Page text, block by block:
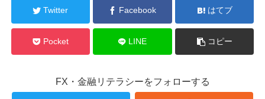
Twitter Facebook はてブ
Pocket LINE コピー
FX・金融リテラシーをフォローする